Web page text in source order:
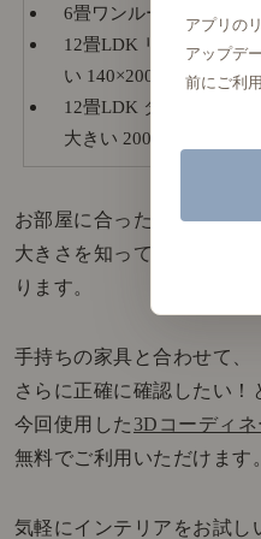
6畳ワンルームには、対
12畳LDK リビングには
い 140×200cm または
12畳LDK ダイニングに
大きい 200×200cm また
お部屋に合った、適切なラ
大きさを知っておくと、購
ります。
手持ちの家具と合わせて、
さらに正確に確認したい！
今回使用した 3Dコーディ
無料でご利用いただけます。
気軽にインテリアをお試し
アプリの
アップデ
前にご利